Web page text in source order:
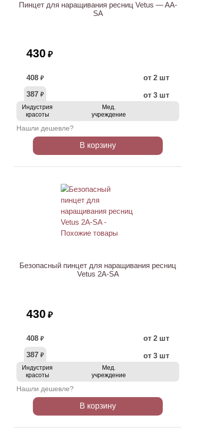
Пинцет для наращивания ресниц Vetus — AA-
SA
430 ₽
408 ₽
от 2 шт
387 ₽ от 3 шт
Индустрия
красоты
Мед.
учреждение
Нашли дешевле?
В корзину
Безопасный пинцет для наращивания ресниц
Vetus 2A-SA
430 ₽
408 ₽
от 2 шт
387 ₽ от 3 шт
Индустрия
красоты
Мед.
учреждение
Нашли дешевле?
В корзину